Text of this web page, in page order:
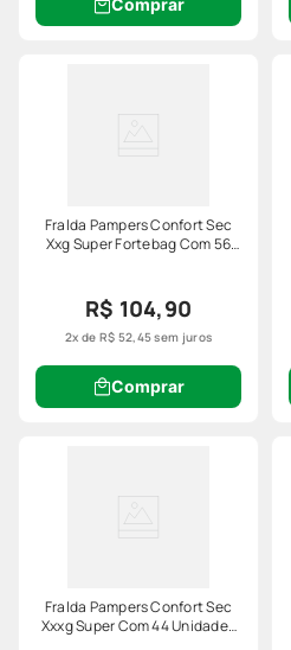
Comprar
Fralda Pampers Confort Sec
Xxg Super Fortebag Com 56
R$ 104,90
2x de R$ 52,45sem juros
Comprar
Fralda Pampers Confort Sec
Xxxg Super Com 44 Unidades